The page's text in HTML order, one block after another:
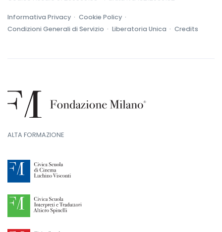
Informativa Privacy · Cookie Policy ·
Condizioni Generali di Servizio · Liberatoria Unica · Credits
ALTA FORMAZIONE